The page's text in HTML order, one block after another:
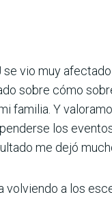
se vio muy
sobre cómo
familia. Y
los
me dejó
volviendo a los